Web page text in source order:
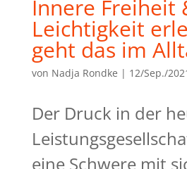
Innere Freiheit
Leichtigkeit
geht das im
von Nadja Rondke | 12/Sep./
Der Druck in der
eine Schwere mit